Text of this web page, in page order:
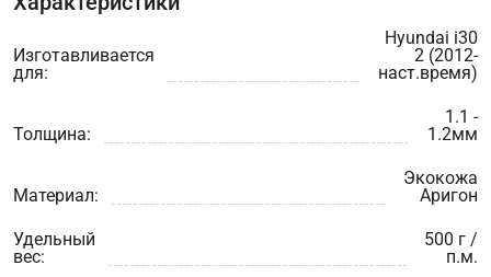
Изготавливается
для:
Hyundai i30
2 (2012-
наст.время)
Толщина:
1.1 -
1.2мм
Материал:
Экокожа
Аригон
Удельный
вес:
500 г /
п.м.